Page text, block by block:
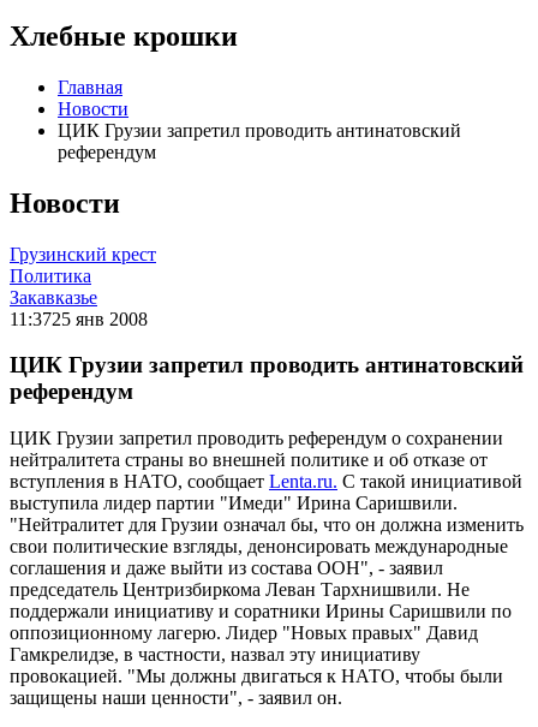
Хлебные крошки
Главная
Новости
ЦИК Грузии запретил проводить антинатовский
референдум
Новости
Грузинский крест
Политика
Закавказье
11:3725 янв 2008
ЦИК Грузии запретил проводить антинатовский
референдум
ЦИК Грузии запретил проводить референдум о сохранении
нейтралитета страны во внешней политике и об отказе от
вступления в НАТО, сообщает Lenta.ru. С такой инициативой
выступила лидер партии "Имеди" Ирина Саришвили.
"Нейтралитет для Грузии означал бы, что он должна изменить
свои политические взгляды, денонсировать международные
соглашения и даже выйти из состава ООН", - заявил
председатель Центризбиркома Леван Тархнишвили. Не
поддержали инициативу и соратники Ирины Саришвили по
оппозиционному лагерю. Лидер "Новых правых" Давид
Гамкрелидзе, в частности, назвал эту инициативу
провокацией. "Мы должны двигаться к НАТО, чтобы были
защищены наши ценности", - заявил он.